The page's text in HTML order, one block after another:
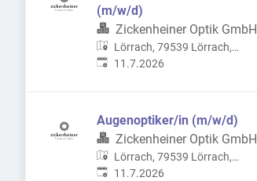
(m/w/d)
Zickenheiner Optik GmbH
Lörrach, 79539 Lörrach,
Deutschland
Veröffentlicht:
11.7.2026
Augenoptiker/in (m/w/d)
Zickenheiner Optik GmbH
Lörrach, 79539 Lörrach,
Deutschland
Veröffentlicht:
11.7.2026